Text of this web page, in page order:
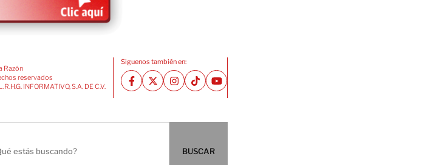
Razón
reservados
INFORMATIVO, S.A. DE C.V.
Siguenos también en:
BUSCAR